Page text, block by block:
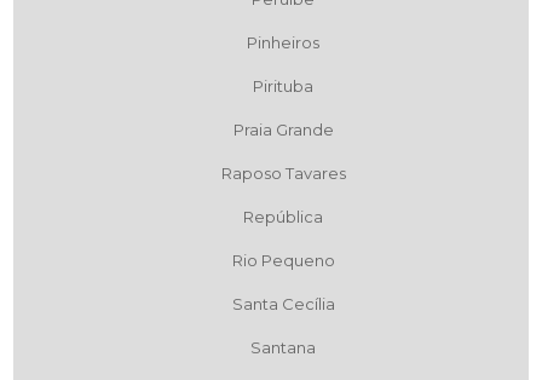
Pinheiros
Pirituba
Praia Grande
Raposo Tavares
República
Rio Pequeno
Santa Cecília
Santana